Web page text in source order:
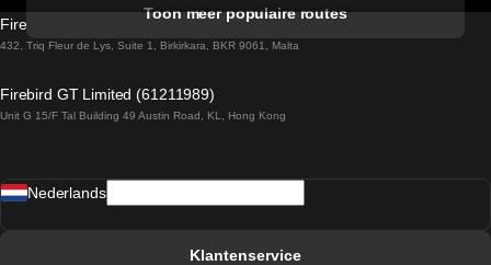
Treinen van Sevilla naar Barcelona
Treinen van Praag naar Wenen
Toon meer populaire routes
Firebird GT Limited (OC 1451)
432, Triq Fleur de Lys, Suite 1, Birkirkara, BKR 9061, Malta
Firebird GT Limited (61211989)
Unit G 15/F Tal Building 49 Austin Road, KL, Hong Kong
Nederlands
Klantenservice